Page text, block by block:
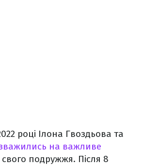
році Ілона Гвоздьова та
на важливе
подружжя. Після 8